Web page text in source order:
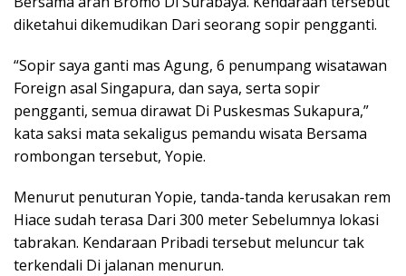
diketahui dikemudikan Dari seorang sopir pengganti.
“Sopir saya ganti mas Agung, 6 penumpang wisatawan
Foreign asal Singapura, dan saya, serta sopir
pengganti, semua dirawat Di Puskesmas Sukapura,”
kata saksi mata sekaligus pemandu wisata Bersama
rombongan tersebut, Yopie.
Menurut penuturan Yopie, tanda-tanda kerusakan rem
Hiace sudah terasa Dari 300 meter Sebelumnya lokasi
tabrakan. Kendaraan Pribadi tersebut meluncur tak
terkendali Di jalanan menurun.